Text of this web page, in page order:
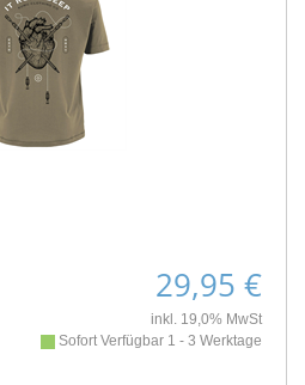
29,95 €
inkl. 19,0% MwSt
Sofort Verfügbar 1 - 3 Werktage